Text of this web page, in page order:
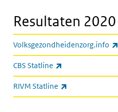
Resultaten 2020
Volksgezondheidenzorg.info
CBS Statline
RIVM Statline